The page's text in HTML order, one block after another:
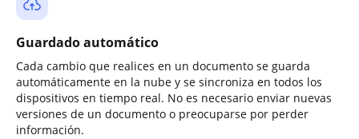
Guardado automático
Cada cambio que realices en un documento se guarda
automáticamente en la nube y se sincroniza en todos los
dispositivos en tiempo real. No es necesario enviar nuevas
versiones de un documento o preocuparse por perder
información.